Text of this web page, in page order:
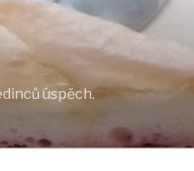
úspěch.